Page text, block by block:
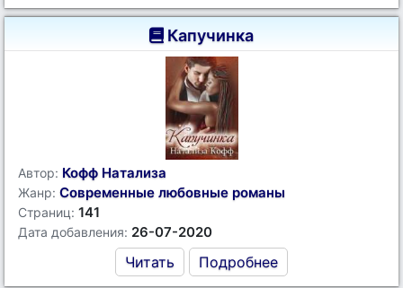
Капучинка
Автор: Кофф Натализа
Жанр: Современные любовные романы
Страниц: 141
Дата добавления: 26-07-2020
Читать Подробнее